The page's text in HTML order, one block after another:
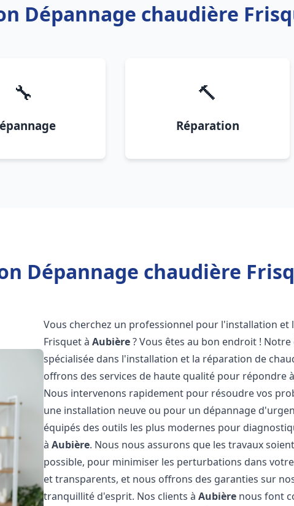
Dépannage chaudière
🔧 🔨
Réparation
Dépannage chaudière
Vous cherchez un professionnel pour l'installation et
Frisquet àAubière? Vous êtes au bon endroit !
spécialisée dans l'installation et la réparation de
offrons des services de haute qualité pour répondre
Nous intervenons rapidement pour résoudre vos
une installation neuve ou pour un dépannage
équipés des outils les plus modernes pour
àAubière. Nous nous assurons que les travaux
possible, pour minimiser les perturbations dans
et transparents, et nous offrons des garanties sur
tranquillité d'esprit. Nos clients àAubière nous font